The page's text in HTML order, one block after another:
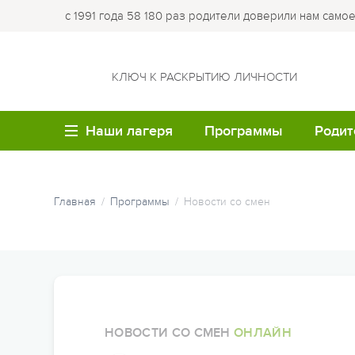
с 1991 года 58 180 раз родители доверили нам
КЛЮЧ К РАСКРЫТИЮ ЛИЧНОСТИ
Наши лагеря Программы
Главная Программы Новости со смен
НОВОСТИ СО СМЕНОНЛАЙН